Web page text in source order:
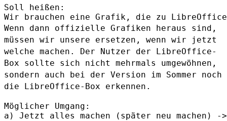
Soll heißen:
Wenn dann offizielle Grafiken heraus sind,
müssen wir unsere ersetzen, wenn wir jetzt
welche machen. Der Nutzer der LibreOffice-
Box sollte sich nicht mehrmals umgewöhnen,
sondern auch bei der Version im Sommer noch
die LibreOffice-Box erkennen.
Möglicher Umgang: